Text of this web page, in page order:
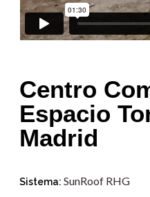
Centro
Espacio
Madrid
Sistema: SunRoof RHG